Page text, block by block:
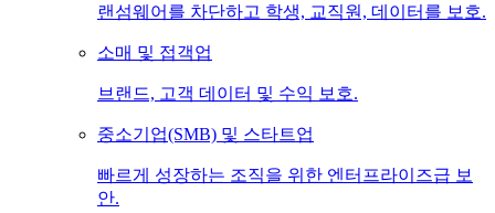
랜섬웨어를 차단하고 학생, 교직원, 데이터를 보호.
소매 및 접객업
브랜드, 고객 데이터 및 수익 보호.
중소기업(SMB) 및 스타트업
빠르게 성장하는 조직을 위한 엔터프라이즈급 보
안.